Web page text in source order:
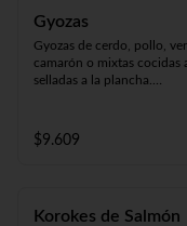
Gyozas
Gyozas de cerdo, pollo,
camarón o mixtas cocidas
selladas a la plancha.
$9.609
Korokes de Salmón